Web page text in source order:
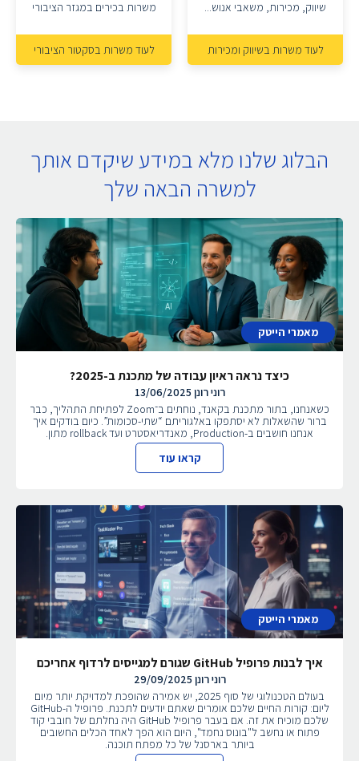
שיווק, מכירות, משאבי אנוש...
לעוד משרות בשיווק ומכירות
משרות בכירים במגזר הציבורי
לעוד משרות בסקטור הציבורי
הבלוג שלנו מלא במידע שיקדם אותך
למשרה הבאה שלך
מאמרי הייטק
כיצד נראה ראיון עבודה של מתכנת ב-2025?
רוני רונן 13/06/2025
כשאנחנו, בתור מתכנת בקאנד, נוחתים ב־Zoom לפתיחת התהליך, כבר
ברור שהשאלות לא יסתפקו באלגוריתם “שתי-סכומות”. כיום בודקים איך
אנחנו חושבים ב-Production, מאנדריאסטרט ועד rollback מתון.
קראו עוד
מאמרי הייטק
איך לבנות פרופיל GitHub שגורם למגייסים לרדוף אחריכם
רוני רונן 29/09/2025
בעולם הטכנולוגי של סוף 2025, יש אמירה שהופכת למדויקת יותר מיום
ליום: קורות החיים שלכם אומרים שאתם יודעים לתכנת. פרופיל ה-GitHub
שלכם מוכיח את זה. אם בעבר פרופיל GitHub היה נחלתם של חובבי קוד
פתוח או נחשב ל"בונוס נחמד", היום הוא הפך לאחד הכלים החשובים
ביותר בארסנל של כל מפתח תוכנה.